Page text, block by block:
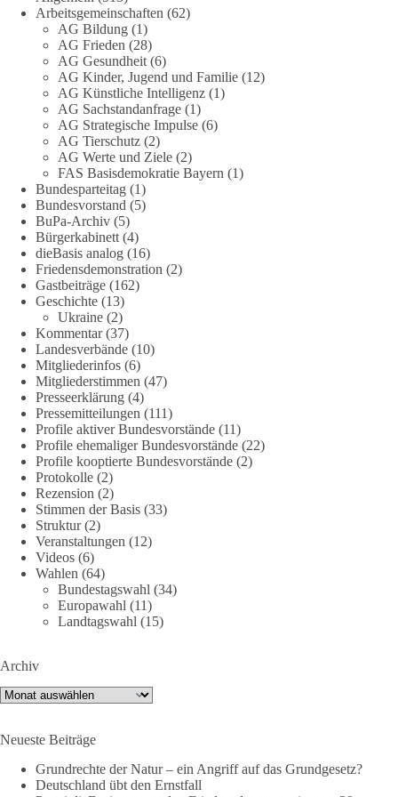
Fragen zu vermeiden. Sie lebt davon, Fragen offen zu stellen
und transparent zu beantworten.
dieBasis fordert deshalb weiterhin eine unabhängige,
vollständige und transparente Aufarbeitung der Corona-Politik.
Ohne Denkverbote, ohne Vorverurteilungen und ohne Tabus.
Quellen:
https://apnews.com/article/fauci-diaries-covid-origins-
rand-paul-6b25da9f75a0becbaf2886ab22643e67
https://www.tichyseinblick.de/kolumnen/aus-aller-welt/usa-
tagebuch-fauci-corona-impfung/
#dieBasis #Corona #Aufarbeitung
#Vertrauen
36 60
DieBasis
2 Tage(n) zuvor
🕊 Wir wollen den Krieg mit Russland nicht!
Am 20. Juni 2026 fand in Berlin am Brandenburger Tor die
Demonstration mit dem Motto „Russland ist nicht unser
Feind“ statt.
Hier ein Auszug aus der Rede von der
Bundestagsabgeordneten Sevim Dağdelen (BSW).
„Wir müssen Nein sagen zu diesem stinkenden
Revanchismus!“
si=2b_C6GgNY9EB-rXw
❤️ Wir freuen uns über deine Unterstützung:
https://diebasis.de/spenden/
Arbeitsgemeinschaften (62)
AG Bildung (1)
AG Frieden (28)
AG Gesundheit (6)
AG Kinder, Jugend und Familie (12)
AG Künstliche Intelligenz (1)
AG Sachstandanfrage (1)
AG Strategische Impulse (6)
AG Tierschutz (2)
AG Werte und Ziele (2)
FAS Basisdemokratie Bayern (1)
Bundesparteitag (1)
Bundesvorstand (5)
BuPa-Archiv (5)
Bürgerkabinett (4)
dieBasis analog (16)
Friedensdemonstration (2)
Gastbeiträge (162)
Geschichte (13)
Ukraine (2)
Kommentar(37)
Landesverbände (10)
Mitgliederinfos (6)
Mitgliederstimmen (47)
Presseerklärung (4)
Pressemitteilungen (111)
Profile aktiver Bundesvorstände (11)
Profile ehemaliger Bundesvorstände (22)
Profile kooptierte Bundesvorstände (2)
Protokolle (2)
Rezension (2)
Stimmen der Basis (33)
Struktur(2)
Veranstaltungen (12)
Videos (6)
Wahlen (64)
Bundestagswahl (34)
Europawahl (11)
Landtagswahl (15)
Archiv
Archiv
Neueste Beiträge
Grundrechte der Natur – ein Angriff auf das Grundgesetz?
Deutschland übt den Ernstfall